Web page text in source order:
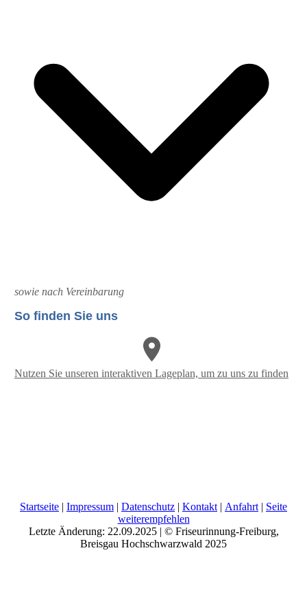
sowie nach Vereinbarung
So finden Sie uns
Nutzen Sie unseren interaktiven La­ge­plan, um zu uns zu finden
Startseite | Impressum | Datenschutz | Kontakt | Anfahrt | Seite
weiterempfehlen
Letzte Änderung: 22.09.2025 | © Friseurinnung-Freiburg,
Breisgau Hochschwarzwald 2025